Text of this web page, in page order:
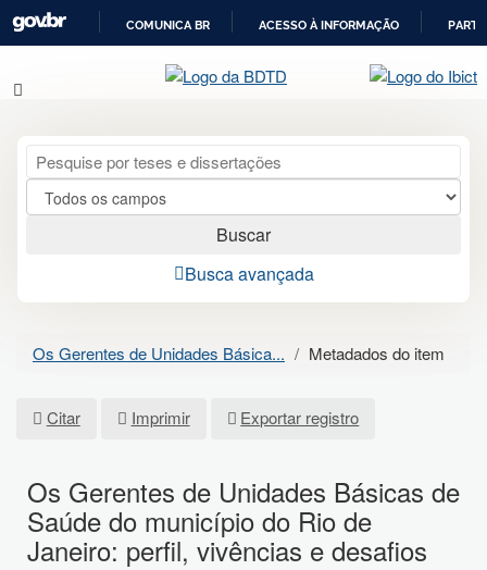
PARA
COMUNICA BR ACESSO À INFORMAÇÃO
Buscar
Busca avançada
Os Gerentes de Unidades Básica... Metadados do item
Citar Imprimir Exportar registro
Os Gerentes de Unidades Básicas de
Saúde do município do Rio de
Janeiro: perfil, vivências e desafios